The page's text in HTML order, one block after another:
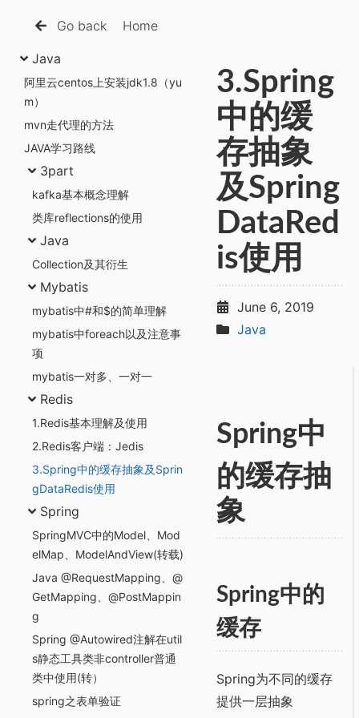
Go back Home
Java
阿里云centos上安装jdk1.8（yu
m）
mvn走代理的方法
JAVA学习路线
3part
kafka基本概念理解
类库reflections的使用
Java
Collection及其衍生
Mybatis
mybatis中#和$的简单理解
mybatis中foreach以及注意事
项
mybatis一对多、一对一
Redis
1.Redis基本理解及使用
2.Redis客户端：Jedis
3.Spring中的缓存抽象及Sprin
gDataRedis使用
Spring
SpringMVC中的Model、Mod
elMap、ModelAndView(转载)
Java @RequestMapping、@
GetMapping、@PostMappin
g
Spring @Autowired注解在util
s静态工具类非controller普通
类中使用(转）
spring之表单验证
3.Spring
中的缓
存抽象
及Spring
DataRed
is使用
June 6, 2019
Java
Spring中
的缓存抽
象
Spring中的
缓存
Spring为不同的缓存
提供一层抽象